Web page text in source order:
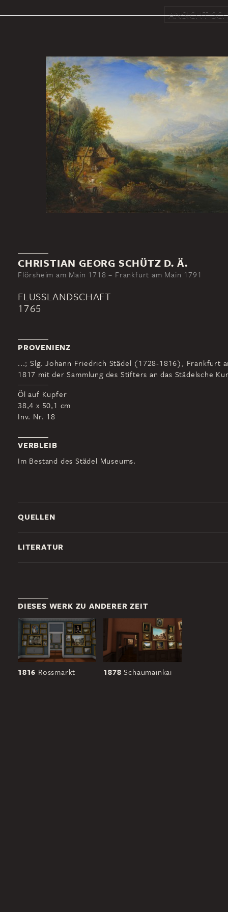
ANSICHT
CHRISTIAN GEORG SCHÜTZ D. Ä.
Flörsheim am Main 1718 – Frankfurt am Main 1791
FLUSSLANDSCHAFT
1765
PROVENIENZ
...; Slg. Johann Friedrich Städel (1728-1816), Frankfurt
1817 mit der Sammlung des Stifters an das Städelsche
Öl auf Kupfer
38,4 x 50,1 cm
Inv. Nr. 18
VERBLEIB
Im Bestand des Städel Museums.
QUELLEN
LITERATUR
DIESES WERK ZU ANDERER ZEIT
1816 Rossmarkt 1878 Schaumainkai